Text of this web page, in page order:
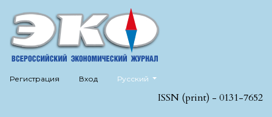
Регистрация Вход Русский
ISSN (print) - 0131-7652